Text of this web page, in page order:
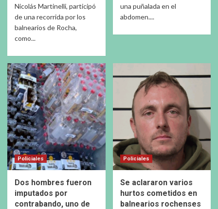
Nicolás Martinelli, participó
de una recorrida por los
balnearios de Rocha,
como...
una puñalada en el
abdomen....
Policiales
Dos hombres fueron
imputados por
contrabando, uno de
Policiales
Se aclararon varios
hurtos cometidos en
balnearios rochenses